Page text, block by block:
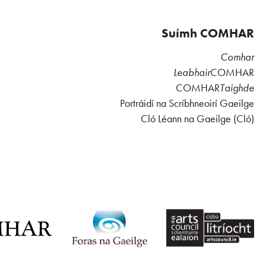
Suímh COMHAR
Comhar
LeabhairCOMHAR
COMHARTaighde
Portráidí na Scríbhneoirí Gaeilge
Cló Léann na Gaeilge (Cló)